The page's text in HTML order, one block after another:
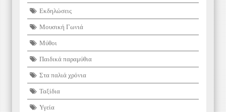
Εκδηλώσεις
Μουσική Γωνιά
Μύθοι
Παιδικά παραμύθια
Στα παλιά χρόνια
Ταξίδια
Υγεία